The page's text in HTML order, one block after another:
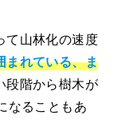
て山林化の速度
まれている、ま
段階から樹木が
なることもあ